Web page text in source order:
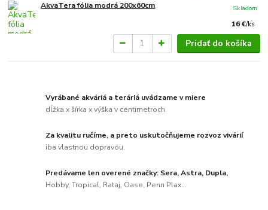
AkvaTera fólia modrá 200x60cm
16 €/ks
Skladom
Pridať do košíka
Vyrábané akváriá a teráriá uvádzame v miere
dĺžka x šírka x výška v centimetroch.
Za kvalitu ručíme, a preto uskutočňujeme rozvoz vivárií
iba vlastnou dopravou.
Predávame len overené značky: Sera, Astra, Dupla,
Hobby, Tropical, Rataj, Oase, Penn Plax...